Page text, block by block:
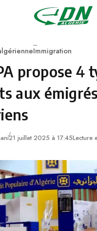
Immigration
propose 4
aux émigrés
21 juillet 2025 à 17:45Lecture